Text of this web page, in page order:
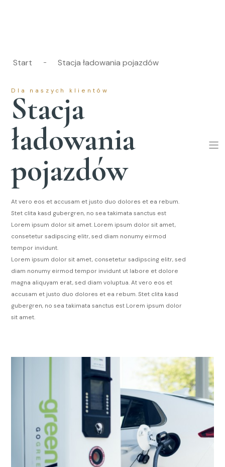
Start - Stacja ładowania pojazdów
Dla naszych klientów
Stacja
ładowania
pojazdów
At vero eos et accusam et justo duo dolores et ea rebum.
Stet clita kasd gubergren, no sea takimata sanctus est
Lorem ipsum dolor sit amet. Lorem ipsum dolor sit amet,
consetetur sadipscing elitr, sed diam nonumy eirmod
tempor invidunt.
Lorem ipsum dolor sit amet, consetetur sadipscing elitr, sed
diam nonumy eirmod tempor invidunt ut labore et dolore
magna aliquyam erat, sed diam voluptua. At vero eos et
accusam et justo duo dolores et ea rebum. Stet clita kasd
gubergren, no sea takimata sanctus est Lorem ipsum dolor
sit amet.